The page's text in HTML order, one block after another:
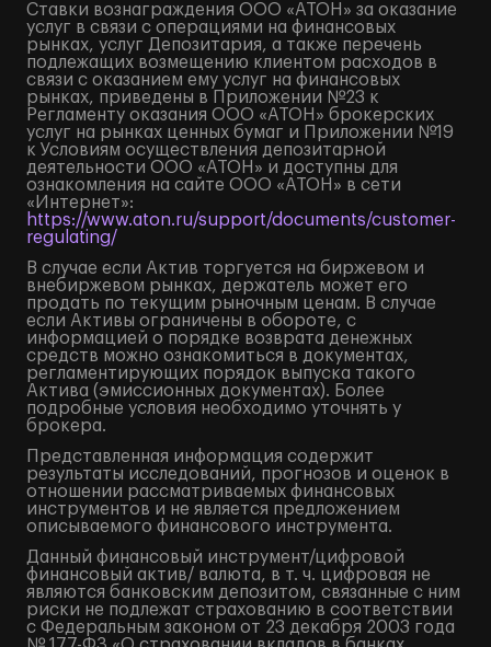
Ставки вознаграждения ООО «АТОН» за оказание
услуг в связи с операциями на финансовых
рынках, услуг Депозитария, а также перечень
подлежащих возмещению клиентом расходов в
связи с оказанием ему услуг на финансовых
рынках, приведены в Приложении №23 к
Регламенту оказания ООО «АТОН» брокерских
услуг на рынках ценных бумаг и Приложении №19
к Условиям осуществления депозитарной
деятельности ООО «АТОН» и доступны для
ознакомления на сайте ООО «АТОН» в сети
«Интернет»:
https://www.aton.ru/support/documents/customer-
regulating/
В случае если Актив торгуется на биржевом и
внебиржевом рынках, держатель может его
продать по текущим рыночным ценам. В случае
если Активы ограничены в обороте, с
информацией о порядке возврата денежных
средств можно ознакомиться в документах,
регламентирующих порядок выпуска такого
Актива (эмиссионных документах). Более
подробные условия необходимо уточнять у
брокера.
Представленная информация содержит
результаты исследований, прогнозов и оценок в
отношении рассматриваемых финансовых
инструментов и не является предложением
описываемого финансового инструмента.
Данный финансовый инструмент/цифровой
финансовый актив/ валюта, в т. ч. цифровая не
являются банковским депозитом, связанные с ним
риски не подлежат страхованию в соответствии
с Федеральным законом от 23 декабря 2003 года